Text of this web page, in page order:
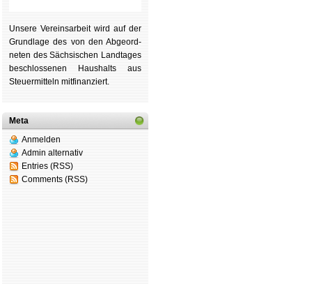
Unsere Ver­eins­ar­beit wird auf der
Grund­lage des von den Ab­ge­ord­
ne­ten des Säch­si­schen Land­tages
be­schlos­se­nen Haus­halts aus
Steu­er­mitteln mit­fi­nan­ziert.
Meta
Anmelden
Admin alternativ
Entries (RSS)
Comments (RSS)